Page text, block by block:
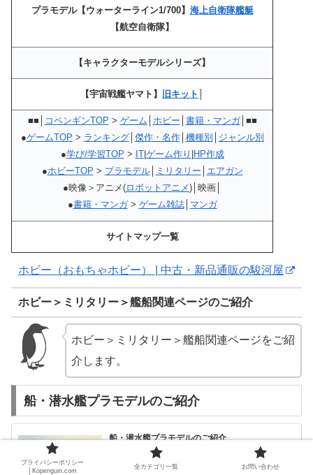
プラモデル【ウォーターライン1/700】 海上自衛隊艦艇
【航空自衛隊】
【キャラクターモデルシリーズ】
【宇宙戦艦ヤマト】 旧キット
■■│ コペンギンTOP > ゲーム ホビー 書籍・マンガ│■■
●ゲームTOP > ランキング│ 傑作・名作│ 機種別
ジャンル別
●学び/学習TOP > IT| ゲーム作り HP作成
●ホビーTOP > プラモデル│ ミリタリー
エアガン
●映像＞アニメ(ロボットアニメ)│映画│
●書籍・マンガ> ゲーム雑誌│ マンガ
サイトマップ一覧
ホビー（おもちゃホビー） | 中古・新品通販の駿河屋
ホビー＞ミリタリー＞艦船関連ページのご紹介
ホビー＞ミリタリー＞艦船関連ページをご紹
介します。
船・潜水艦プラモデルのご紹介
船・潜水艦プラモデルのご紹介
船・潜水艦プラモデルのご紹介ご訪問ありがとうございま
す。今回は、船・潜水艦プラモデルをご紹介します。プラ
プライバシーポリシー
│Kopenguin.com
全カテゴリ一覧 お問い合わせ